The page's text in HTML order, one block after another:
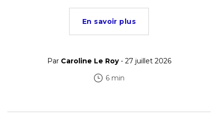
En savoir plus
Par Caroline Le Roy- 27 juillet 2026
6 min